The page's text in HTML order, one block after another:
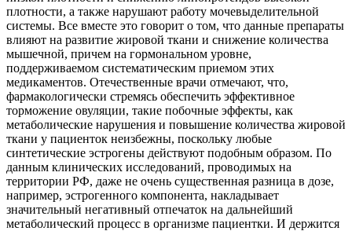
плотности, а также нарушают работу мочевыделительной
системы. Все вместе это говорит о том, что данные препараты
влияют на развитие жировой ткани и снижение количества
мышечной, причем на гормональном уровне,
поддерживаемом систематическим приемом этих
медикаментов. Отечественные врачи отмечают, что,
фармакологически стремясь обеспечить эффективное
торможение овуляции, такие побочные эффекты, как
метаболические нарушения и повышение количества жировой
ткани у пациенток неизбежны, поскольку любые
синтетические эстрогены действуют подобным образом. По
данным клинических исследований, проводимых на
территории РФ, даже не очень существенная разница в дозе,
например, эстрогенного компонента, накладывает
значительный негативный отпечаток на дальнейший
метаболический процесс в организме пациентки. И держится